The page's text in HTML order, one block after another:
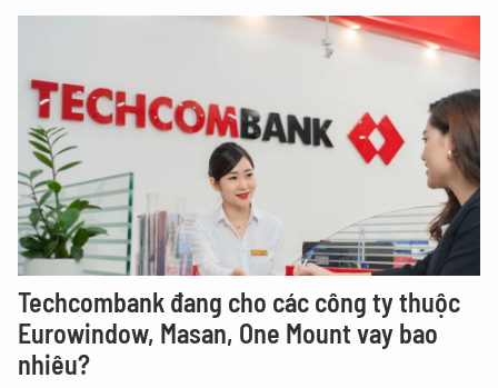
Techcombank đang cho các công ty thuộc
Eurowindow, Masan, One Mount vay bao
nhiêu?